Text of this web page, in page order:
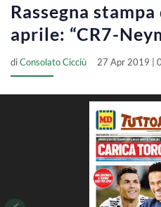
Rassegna
aprile: “CR7-
diConsolato Cicciù 27 Apr 2019 |